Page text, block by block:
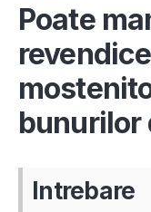
Servicii
Despre noi
Programeaza
Intrebari
Poate
bunurilor
Intrebare